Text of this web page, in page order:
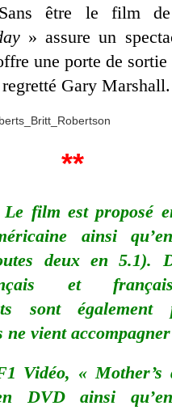
être le film de
» assure un
une porte de
Gary Marshall.
**
film est proposé
ainsi
deux en 5.1).
et
sont également
ne vient
Vidéo, « Mother’s
DVD ainsi